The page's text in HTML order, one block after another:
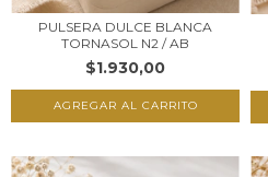
PULSERA DULCE BLANCA
TORNASOL N2 / AB
$1.930,00